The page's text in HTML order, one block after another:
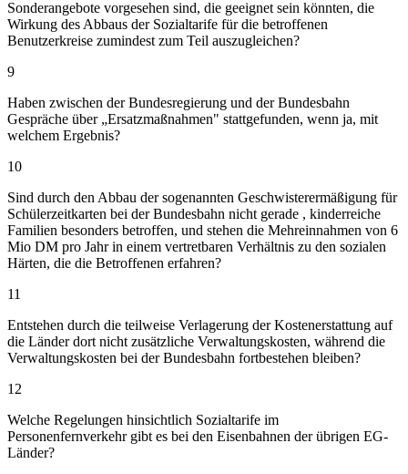
Sonderangebote vorgesehen sind, die geeignet sein könnten, die
Wirkung des Abbaus der Sozialtarife für die betroffenen
Benutzerkreise zumindest zum Teil auszugleichen?
9
Haben zwischen der Bundesregierung und der Bundesbahn
Gespräche über „Ersatzmaßnahmen" stattgefunden, wenn ja, mit
welchem Ergebnis?
10
Sind durch den Abbau der sogenannten Geschwisterermäßigung für
Schülerzeitkarten bei der Bundesbahn nicht gerade , kinderreiche
Familien besonders betroffen, und stehen die Mehreinnahmen von 6
Mio DM pro Jahr in einem vertretbaren Verhältnis zu den sozialen
Härten, die die Betroffenen erfahren?
11
Entstehen durch die teilweise Verlagerung der Kostenerstattung auf
die Länder dort nicht zusätzliche Verwaltungskosten, während die
Verwaltungskosten bei der Bundesbahn fortbestehen bleiben?
12
Welche Regelungen hinsichtlich Sozialtarife im
Personenfernverkehr gibt es bei den Eisenbahnen der übrigen EG-
Länder?